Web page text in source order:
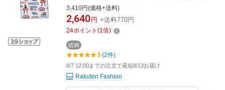
スカーフ・バンダナ ホワイト
3,410円(価格+送料)
2,640 円 +送料770円
24ポイント (1倍)
総柄
5(2件)
8/7 12:00までの注文で最短8/13お届け
Rakuten Fashion